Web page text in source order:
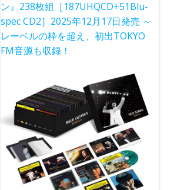
ン』238枚組［187UHQCD+51Blu-
spec CD2］2025年12月17日発売 ～
レーベルの枠を超え、初出TOKYO
FM音源も収録！